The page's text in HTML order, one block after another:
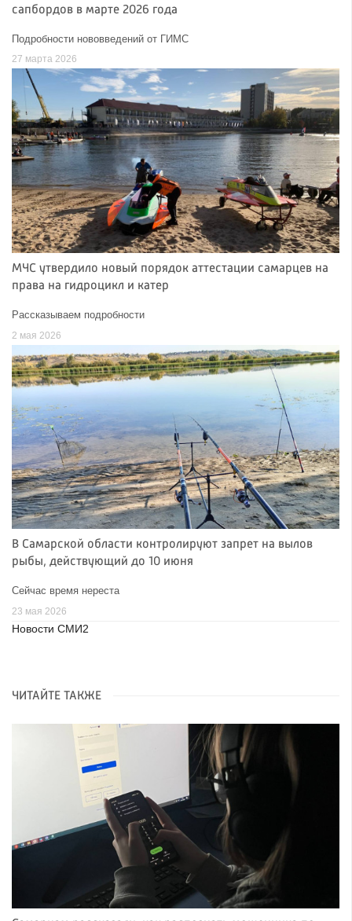
сапбордов в марте 2026 года
Подробности нововведений от ГИМС
27 марта 2026
МЧС утвердило новый порядок аттестации самарцев на
права на гидроцикл и катер
Рассказываем подробности
2 мая 2026
В Самарской области контролируют запрет на вылов
рыбы, действующий до 10 июня
Сейчас время нереста
23 мая 2026
Новости СМИ2
ЧИТАЙТЕ ТАКЖЕ